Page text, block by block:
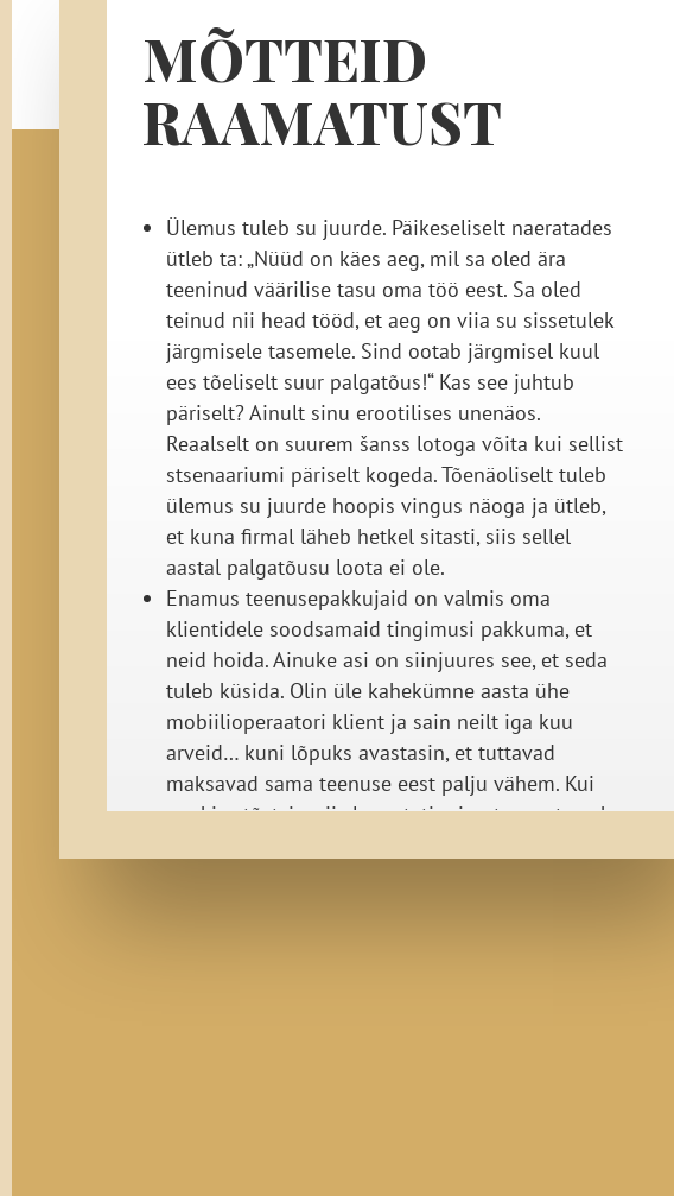
MÕTTEID
RAAMATUST
Ülemus tuleb su juurde. Päikeseliselt naeratades
ütleb ta: „Nüüd on käes aeg, mil sa oled ära
teeninud väärilise tasu oma töö eest. Sa oled
teinud nii head tööd, et aeg on viia su sissetulek
järgmisele tasemele. Sind ootab järgmisel kuul
ees tõeliselt suur palgatõus!“ Kas see juhtub
päriselt? Ainult sinu erootilises unenäos.
Reaalselt on suurem šanss lotoga võita kui sellist
stsenaariumi päriselt kogeda. Tõenäoliselt tuleb
ülemus su juurde hoopis vingus näoga ja ütleb,
et kuna firmal läheb hetkel sitasti, siis sellel
aastal palgatõusu loota ei ole.
Enamus teenusepakkujaid on valmis oma
klientidele soodsamaid tingimusi pakkuma, et
neid hoida. Ainuke asi on siinjuures see, et seda
tuleb küsida. Olin üle kahekümne aasta ühe
mobiilioperaatori klient ja sain neilt iga kuu
arveid… kuni lõpuks avastasin, et tuttavad
maksavad sama teenuse eest palju vähem. Kui
ma kisa tõstsin, siis langetati minu teenustasu ka